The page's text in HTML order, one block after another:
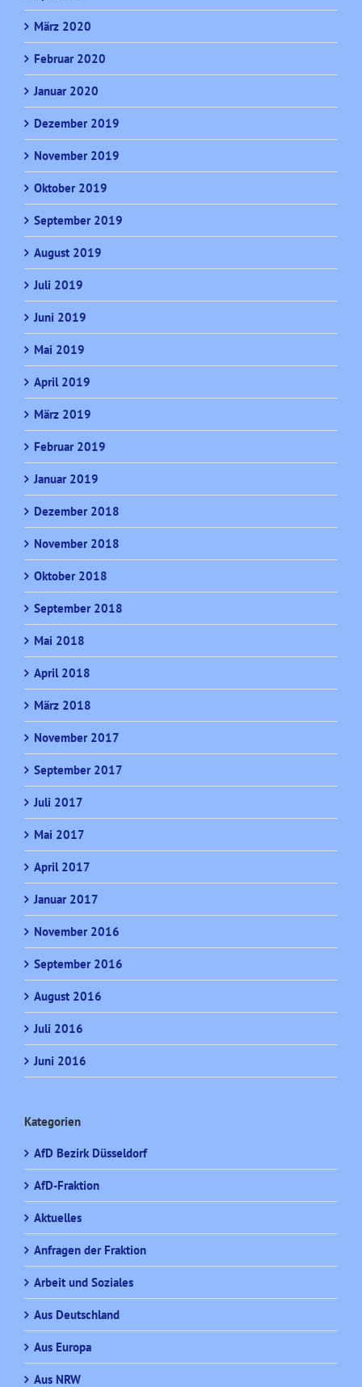
März 2020
Februar 2020
Januar 2020
Dezember 2019
November 2019
Oktober 2019
September 2019
August 2019
Juli 2019
Juni 2019
Mai 2019
April 2019
März 2019
Februar 2019
Januar 2019
Dezember 2018
November 2018
Oktober 2018
September 2018
Mai 2018
April 2018
März 2018
November 2017
September 2017
Juli 2017
Mai 2017
April 2017
Januar 2017
November 2016
September 2016
August 2016
Juli 2016
Juni 2016
Kategorien
AfD Bezirk Düsseldorf
AfD-Fraktion
Aktuelles
Anfragen der Fraktion
Arbeit und Soziales
Aus Deutschland
Aus Europa
Aus NRW